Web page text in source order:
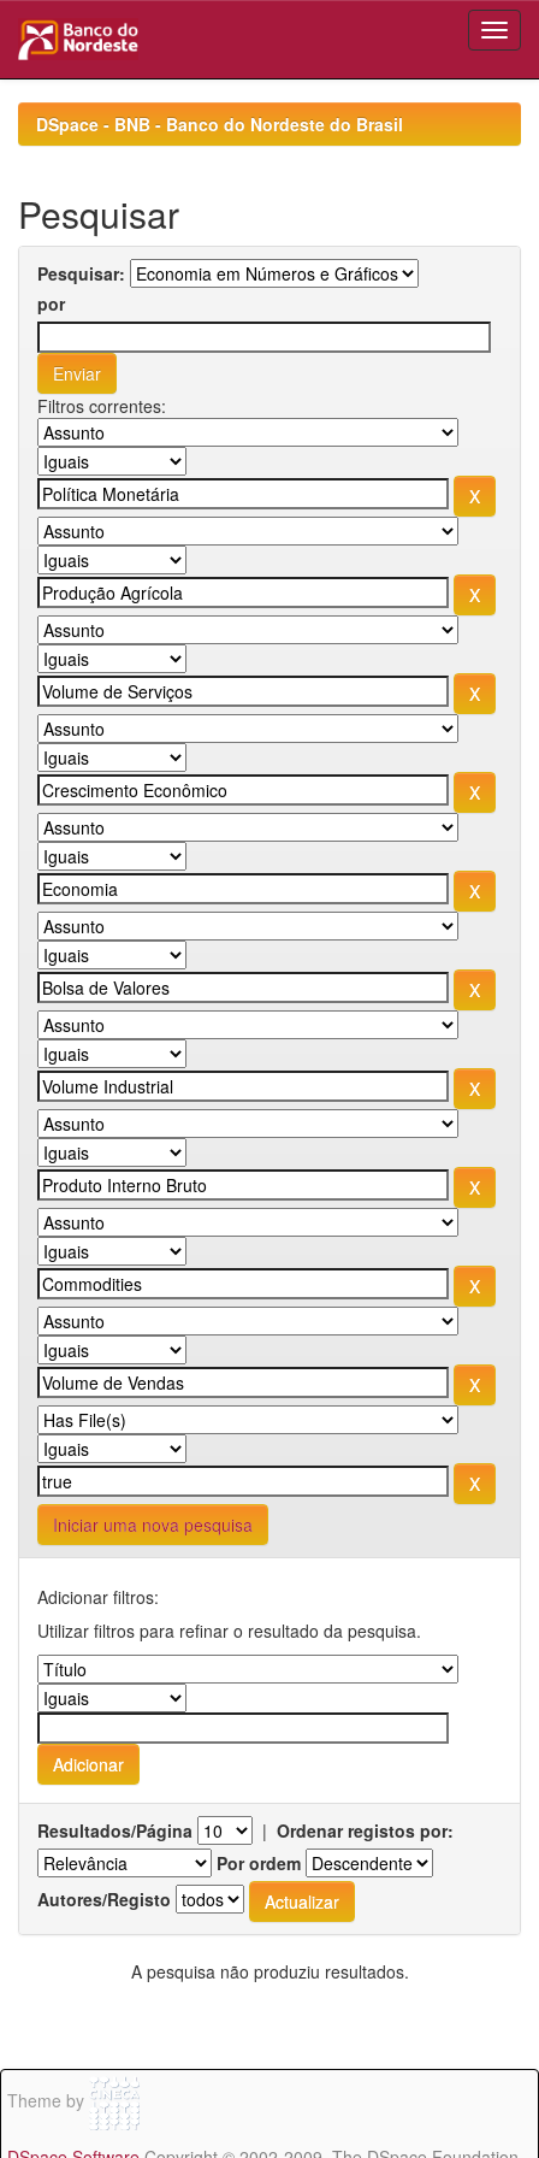
navigationDSpace - BNB - Banco do Nordeste do Brasil
Pesquisar
Pesquisar:
por
Filtros correntes:
Iniciar uma nova pesquisa
Adicionar filtros:
Utilizar filtros para refinar o resultado da pesquisa.
Resultados/Página | Ordenar registos por:
Por ordem
Autores/Registo
A pesquisa não produziu resultados.
Theme by